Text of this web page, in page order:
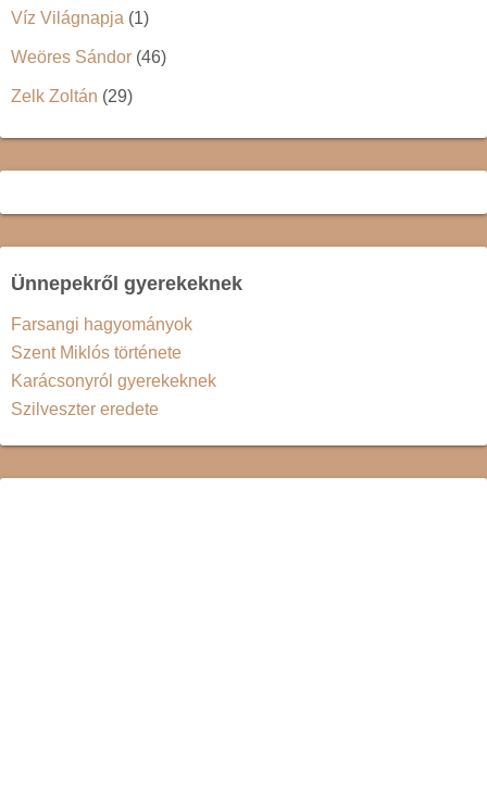
Víz Világnapja (1)
Weöres Sándor (46)
Zelk Zoltán (29)
Ünnepekről gyerekeknek
Farsangi hagyományok
Szent Miklós története
Karácsonyról gyerekeknek
Szilveszter eredete